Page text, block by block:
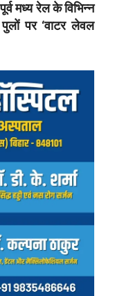
मध्य रेल के विभिन्न
पर ‘वाटर लेवल